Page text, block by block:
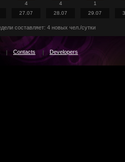
4
27.07
4
28.07
1
29.07
составляет: 4 новых чел./сутки
Contacts Developers